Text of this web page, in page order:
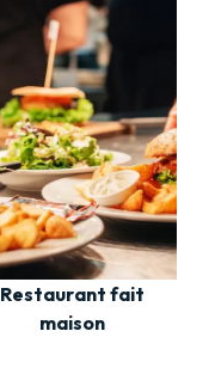
Restaurant fait
maison